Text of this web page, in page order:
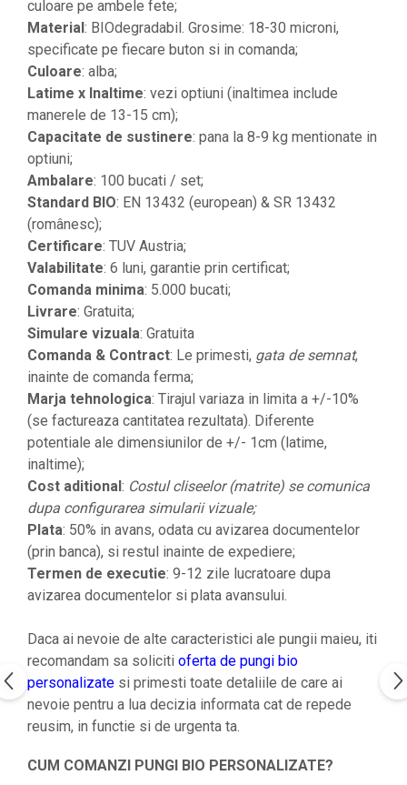
culoare pe ambele fete;
Material: BIOdegradabil. Grosime: 18-30 microni,
specificate pe fiecare buton si in comanda;
Culoare: alba;
Latime x Inaltime: vezi optiuni (inaltimea include
manerele de 13-15 cm);
Capacitate de sustinere: pana la 8-9 kg mentionate in
optiuni;
Ambalare: 100 bucati / set;
Standard BIO: EN 13432 (european) & SR 13432
(românesc);
Certificare: TUV Austria;
Valabilitate: 6 luni, garantie prin certificat;
Comanda minima: 5.000 bucati;
Livrare: Gratuita;
Simulare vizuala: Gratuita
Comanda & Contract: Le primesti, gata de semnat,
inainte de comanda ferma;
Marja tehnologica: Tirajul variaza in limita a +/-10%
(se factureaza cantitatea rezultata). Diferente
potentiale ale dimensiunilor de +/- 1cm (latime,
inaltime);
Cost aditional: Costul cliseelor (matrite) se comunica
dupa configurarea simularii vizuale;
Plata: 50% in avans, odata cu avizarea documentelor
(prin banca), si restul inainte de expediere;
Termen de executie: 9-12 zile lucratoare dupa
avizarea documentelor si plata avansului.
Daca ai nevoie de alte caracteristici ale pungii maieu, iti
recomandam sa soliciti oferta de pungi bio
personalizate si primesti toate detaliile de care ai
nevoie pentru a lua decizia informata cat de repede
reusim, in functie si de urgenta ta.
CUM COMANZI PUNGI BIO PERSONALIZATE?